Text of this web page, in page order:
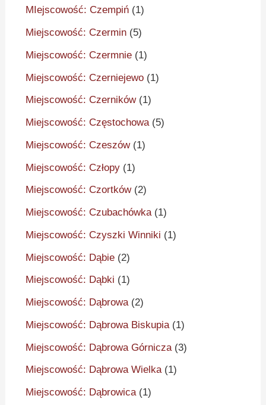
MIejscowość: Czempiń (1)
Miejscowość: Czermin (5)
Miejscowość: Czermnie (1)
Miejscowość: Czerniejewo (1)
Miejscowość: Czerników(1)
Miejscowość: Częstochowa(5)
Miejscowość: Czeszów(1)
Miejscowość: Człopy (1)
Miejscowość: Czortków(2)
Miejscowość: Czubachówka(1)
Miejscowość: Czyszki Winniki (1)
Miejscowość: Dąbie (2)
Miejscowość: Dąbki (1)
Miejscowość: Dąbrowa(2)
Miejscowość: Dąbrowa Biskupia(1)
Miejscowość: Dąbrowa Górnicza (3)
Miejscowość: Dąbrowa Wielka(1)
Miejscowość: Dąbrowica(1)